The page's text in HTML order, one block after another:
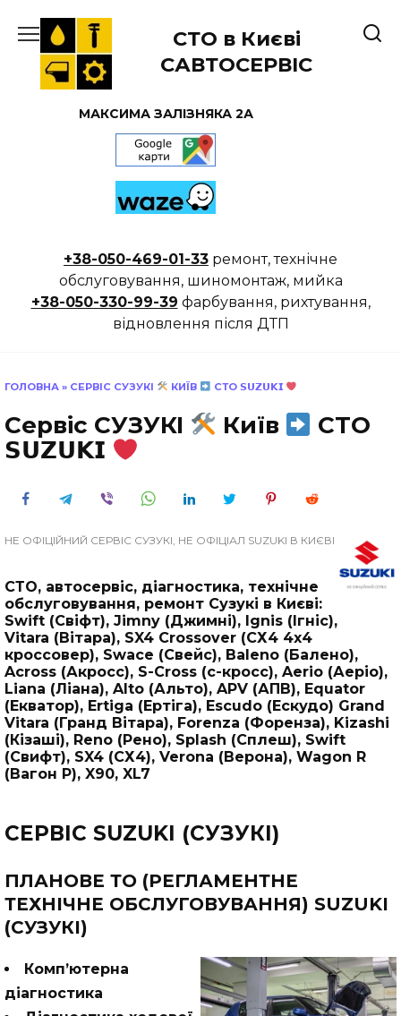
до
вмісту
СТО в Києві
САВТОСЕРВІС
МАКСИМА ЗАЛІЗНЯКА 2А
+38-050-469-01-33 ремонт, технічне
обслуговування, шиномонтаж, мийка
+38-050-330-99-39 фарбування, рихтування,
відновлення після ДТП
ГОЛОВНА » СЕРВІС СУЗУКІ КИЇВ СТО 𝗦𝗨𝗭𝗨𝗞𝗜
Сервіс СУЗУКІ Київ
СТО
𝗦𝗨𝗭𝗨𝗞𝗜
НЕ ОФІЦІЙНИЙ СЕРВІС СУЗУКІ, НЕ ОФІЦІАЛ SUZUKI В КИЄВІ
СТО, автосервіс, діагностика, технічне
обслуговування, ремонт Сузукі в Києві:
Swift (Свіфт), Jimny (Джимні), Ignis (Ігніс),
Vitara (Вітара), SX4 Crossover (СХ4 4х4
кроссовер), Swace (Свейс), Baleno (Балено),
Across (Акросс), S-Cross (с-кросс), Aerio (Аеріо),
Liana (Ліана), Alto (Альто), APV (АПВ), Equator
(Екватор), Ertiga (Ертіга), Escudo (Ескудо) Grand
Vitara (Гранд Вітара), Forenza (Форенза), Kizashi
(Кізаші), Reno (Рено), Splash (Сплеш), Swift
(Свифт), SX4 (СХ4), Verona (Верона), Wagon R
(Вагон Р), X90, XL7
СЕРВІС SUZUKI (СУЗУКІ)
ПЛАНОВЕ ТО (РЕГЛАМЕНТНЕ
ТЕХНІЧНЕ ОБСЛУГОВУВАННЯ) SUZUKI
(СУЗУКІ)
Комп’ютерна
діагностика